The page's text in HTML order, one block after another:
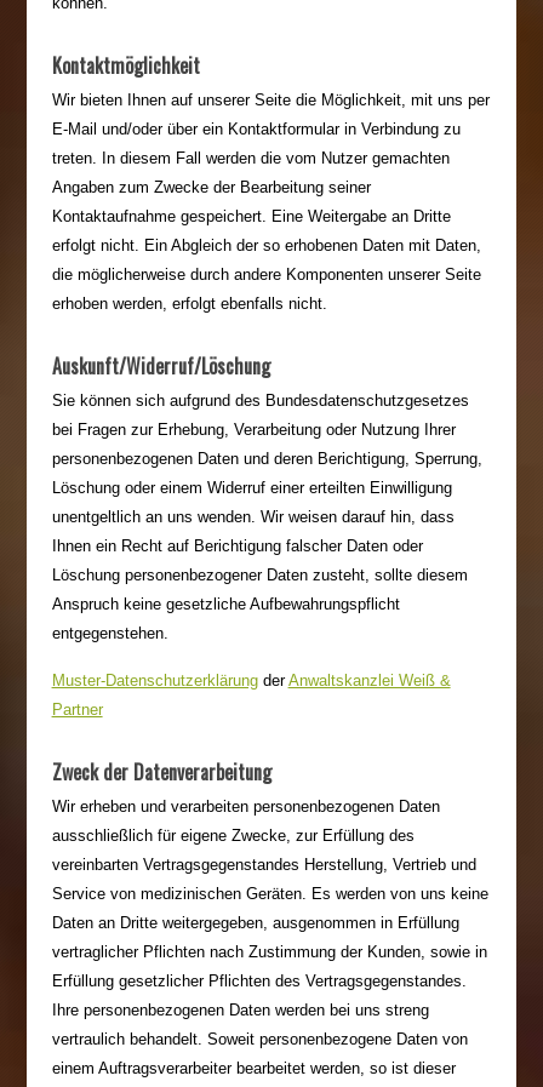
Kontaktmöglichkeit
Wir bieten Ihnen auf unserer Seite die Möglichkeit, mit uns per
E-Mail und/oder über ein Kontaktformular in Verbindung zu
treten. In diesem Fall werden die vom Nutzer gemachten
Angaben zum Zwecke der Bearbeitung seiner
Kontaktaufnahme gespeichert. Eine Weitergabe an Dritte
erfolgt nicht. Ein Abgleich der so erhobenen Daten mit Daten,
die möglicherweise durch andere Komponenten unserer Seite
erhoben werden, erfolgt ebenfalls nicht.
Auskunft/Widerruf/Löschung
Sie können sich aufgrund des Bundesdatenschutzgesetzes
bei Fragen zur Erhebung, Verarbeitung oder Nutzung Ihrer
personenbezogenen Daten und deren Berichtigung, Sperrung,
Löschung oder einem Widerruf einer erteilten Einwilligung
unentgeltlich an uns wenden. Wir weisen darauf hin, dass
Ihnen ein Recht auf Berichtigung falscher Daten oder
Löschung personenbezogener Daten zusteht, sollte diesem
Anspruch keine gesetzliche Aufbewahrungspflicht
entgegenstehen.
Muster-DatenschutzerklärungderAnwaltskanzlei Weiß &
Partner
Zweck der Datenverarbeitung
Wir erheben und verarbeiten personenbezogenen Daten
ausschließlich für eigene Zwecke, zur Erfüllung des
vereinbarten Vertragsgegenstandes Herstellung, Vertrieb und
Service von medizinischen Geräten. Es werden von uns keine
Daten an Dritte weitergegeben, ausgenommen in Erfüllung
vertraglicher Pflichten nach Zustimmung der Kunden, sowie in
Erfüllung gesetzlicher Pflichten des Vertragsgegenstandes.
Ihre personenbezogenen Daten werden bei uns streng
vertraulich behandelt. Soweit personenbezogene Daten von
einem Auftragsverarbeiter bearbeitet werden, so ist dieser